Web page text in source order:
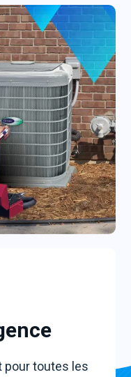
pour toutes les